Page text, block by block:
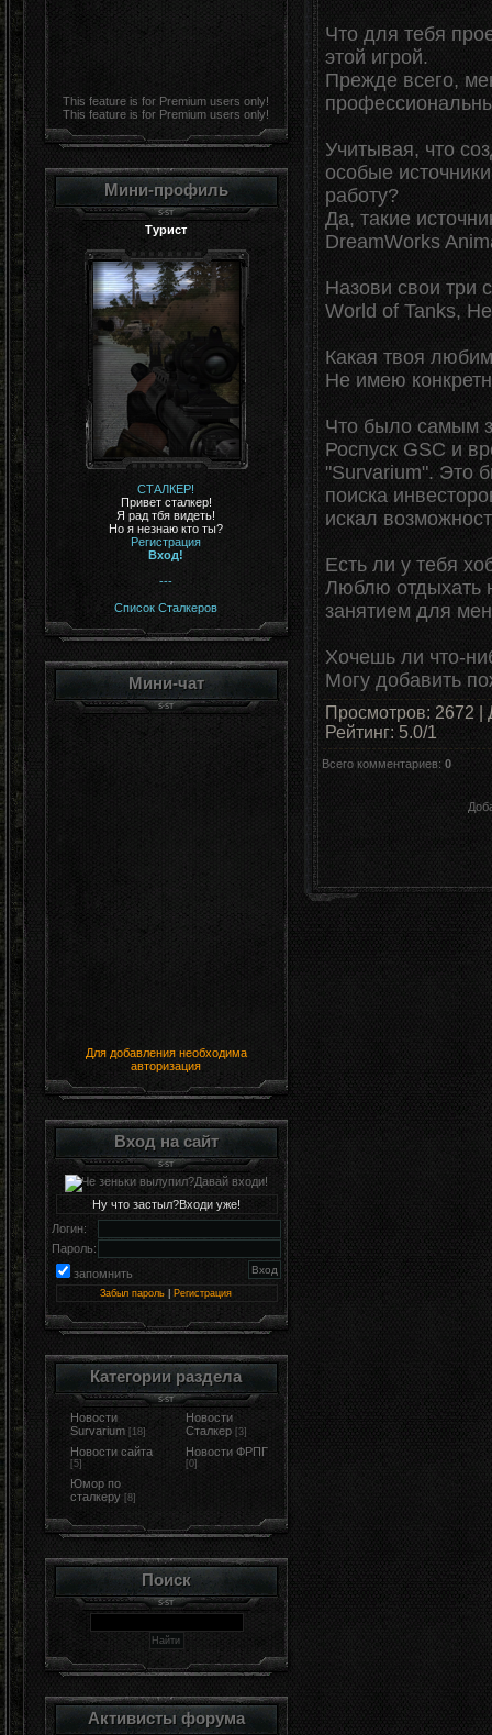
This feature is for Premium users only!
This feature is for Premium users only!
Мини-профиль
Турист
СТАЛКЕР!
Привет сталкер!
Я рад тбя видеть!
Но я незнаю кто ты?
Регистрация
Вход!
---
Список Сталкеров
Мини-чат
Для добавления необходима
авторизация
Вход на сайт
Ну что застыл?Входи уже!
Логин:
Пароль:
запомнить
Забыл пароль Регистрация
Категории раздела
Новости
Survarium [18]
Новости
Сталкер [3]
Новости сайта
[5]
Новости ФРПГ
[0]
Юмор по
сталкеру [8]
Поиск
Активисты форума
Что для тебя
этой игрой.
Прежде всего,
Учитывая, что
особые
работу?
Да, такие
DreamWorks
Назови свои три
World of Tanks,
Какая твоя
Не имею
Что было самым
Роспуск GSC и
"Survarium". Это
поиска
искал
Есть ли у тебя
Люблю отдыхать
занятием для
Хочешь ли что-
Могу добавить
Просмотров: 2672
Рейтинг: 5.0/1
Всего комментариев: 0